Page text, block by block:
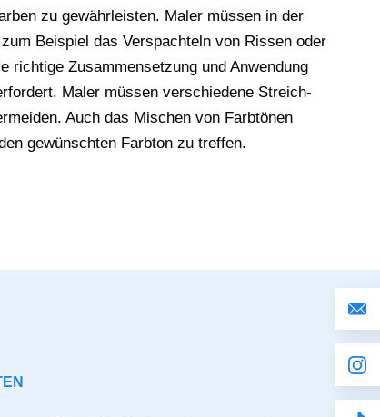
zu gewährleisten. Maler müssen in der
Beispiel das Verspachteln von Rissen oder
richtige Zusammensetzung und Anwendung
Maler müssen verschiedene Streich-
Auch das Mischen von Farbtönen
gewünschten Farbton zu treffen.